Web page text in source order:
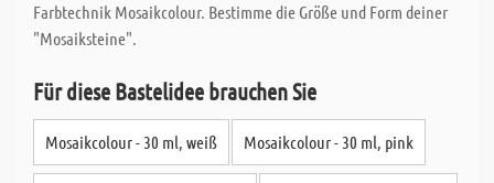
Farbtechnik Mosaikcolour. Bestimme die Größe und Form deiner
"Mosaiksteine".
Für diese Bastelidee brauchen Sie
Mosaikcolour - 30 ml, weiß Mosaikcolour - 30 ml, pink